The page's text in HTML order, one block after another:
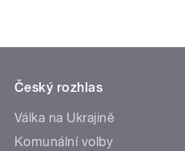
Český rozhlas
Válka na Ukrajině
Komunální volby